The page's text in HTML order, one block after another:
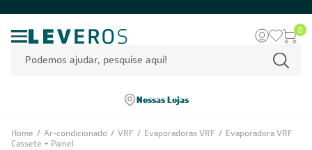
0
Nossas Lojas
Home / Ar-condicionado / VRF / Evaporadoras VRF / Evaporadora VRF
Cassete + Painel